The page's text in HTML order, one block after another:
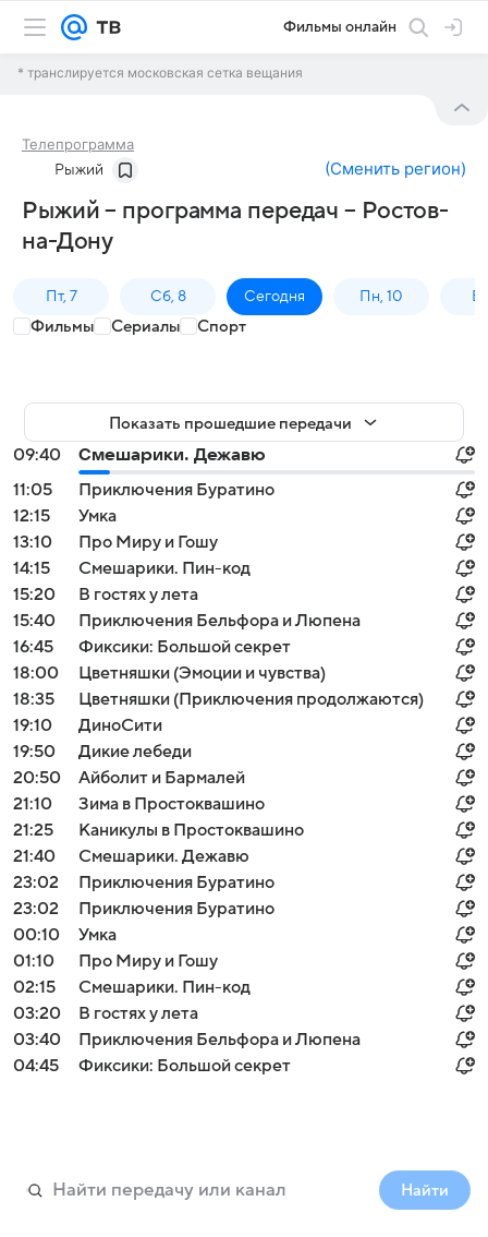
Фильмы онлайн
* транслируется московская сетка вещания
Телепрограмма
Рыжий (Сменить регион)
Рыжий – программа передач – Ростов-
на-Дону
Пт, 7 Сб, 8 Сегодня Пн, 10
Фильмы Сериалы Спорт
Показать прошедшие передачи
09:40
Смешарики. Дежавю
11:05
Приключения Буратино
12:15
Умка
13:10
Про Миру и Гошу
14:15
Смешарики. Пин-код
15:20
В гостях у лета
15:40
Приключения Бельфора и Люпена
16:45
Фиксики: Большой секрет
18:00
Цветняшки (Эмоции и чувства)
18:35
Цветняшки (Приключения продолжаются)
19:10
ДиноСити
19:50
Дикие лебеди
20:50
Айболит и Бармалей
21:10
Зима в Простоквашино
21:25
Каникулы в Простоквашино
21:40
Смешарики. Дежавю
23:02
Приключения Буратино
23:02
Приключения Буратино
00:10
Умка
01:10
Про Миру и Гошу
02:15
Смешарики. Пин-код
03:20
В гостях у лета
03:40
Приключения Бельфора и Люпена
04:45
Фиксики: Большой секрет
Найти